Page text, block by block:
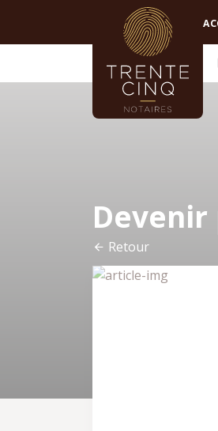
Retour
Panneau de gestion des cookies